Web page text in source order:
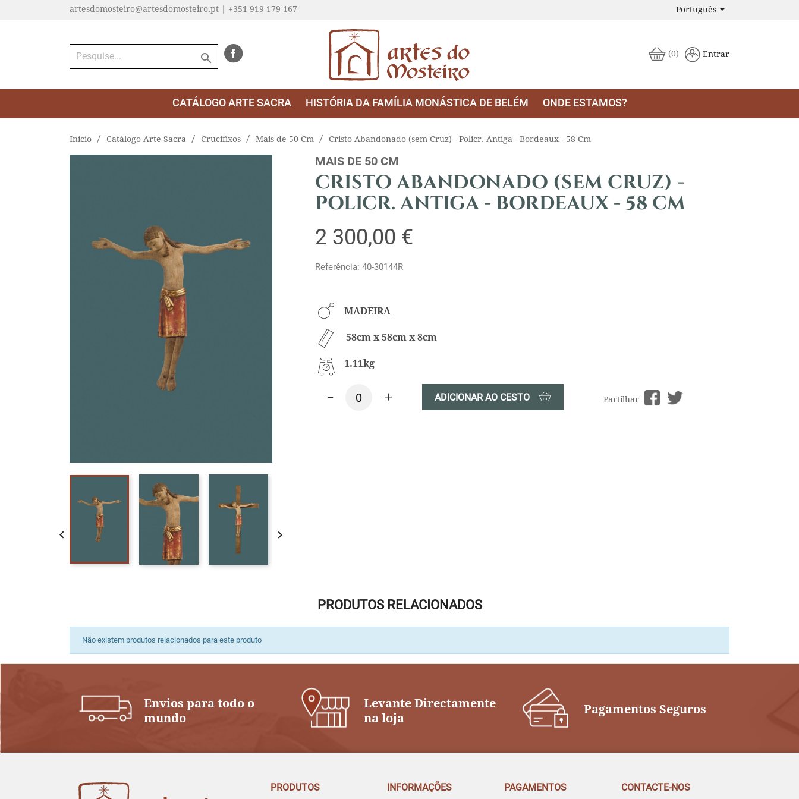
artesdomosteiro@artesdomosteiro.pt | +351 919 179 167 Português
 Entrar
(0)
CATÁLOGO ARTE SACRA HISTÓRIA DA FAMÍLIA MONÁSTICA DE BELÉM ONDE ESTAMOS?
Início Catálogo Arte Sacra Crucifixos Mais de 50 Cm Cristo Abandonado (sem Cruz) - Policr. Antiga - Bordeaux - 58 Cm
 
MAIS DE 50 CM
CRISTO ABANDONADO (SEM CRUZ) -
POLICR. ANTIGA - BORDEAUX - 58 CM
2 300,00 €
Referência: 40-30144R
MADEIRA
58cm x 58cm x 8cm
1.11kg
- + ADICIONAR AO CESTO Partilhar
PRODUTOS RELACIONADOS
Não existem produtos relacionados para este produto
Envios para todo o
mundo
Levante Directamente
na loja
Pagamentos Seguros
PRODUTOS INFORMAÇÕES PAGAMENTOS
CONTACTE-NOS